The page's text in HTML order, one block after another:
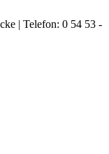
| Telefon: 0 54 53 -